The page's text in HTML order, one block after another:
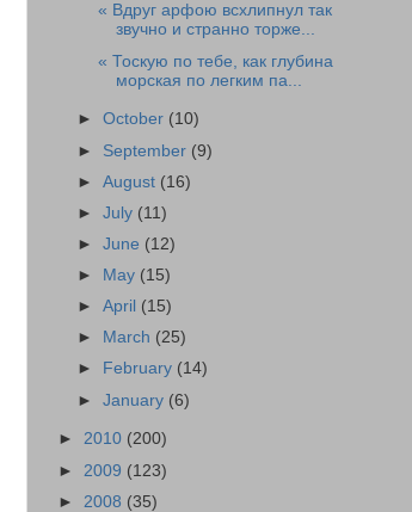
« Вдруг арфою всхлипнул так
звучно и странно торже...
« Тоскую по тебе, как глубина
морская по легким па...
►October (10)
► September (9)
►August (16)
►July (11)
►June (12)
►
May (15)
►April (15)
►
March (25)
►
February (14)
►January (6)
► 2010 (200)
► 2009 (123)
► 2008 (35)